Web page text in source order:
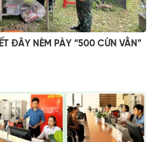
ĐÂY NÈM PÀY “500 CỪN VẰN”